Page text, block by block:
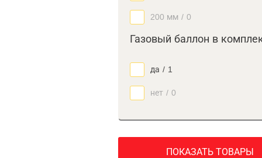
200 мм / 0
Газовый баллон в
да / 1
нет / 0
ПОКАЗАТЬ ТОВАРЫ